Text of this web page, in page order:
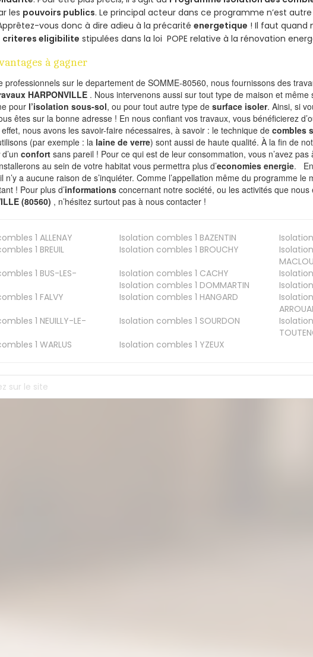
les pouvoirs publics. Le principal acteur dans ce programme n’est
vous donc à dire adieu à la précaritéenergetique ! Il faut quand
criteres eligibilite stipulées dans la loi POPE relative à la rénovation
à gagner
professionnels sur le departement de SOMME-80560, nous fournissons des
HARPONVILLE . Nous intervenons aussi sur tout type de maison et même
pour l’isolation sous-sol, ou pour tout autre type desurface isoler. Ainsi, si
êtes sur la bonne adresse ! En nous confiant vos travaux, vous bénéficierez
nous avons les savoir-faire nécessaires, à savoir : le technique decombles
(par exemple : la laine de verre) sont aussi de haute qualité. À la fin de
d’unconfort sans pareil ! Pour ce qui est de leur consommation, vous n’avez
au sein de votre habitat vous permettra plus d’economies energie.
n’y a aucune raison de s’inquiéter. Comme l’appellation même du programme le
! Pour plus d’informations concernant notre société, ou les activités que
(80560) , n’hésitez surtout pas à nous contacter !
1 ALLENAY Isolation combles 1 BAZENTIN
1 BREUIL Isolation combles 1 BROUCHY
MACLOU
1 BUS-LES-
Isolation combles 1 CACHY
Isolation combles 1 DOMMARTIN
1 FALVY Isolation combles 1 HANGARD
1 NEUILLY-LE-
Isolation combles 1 SOURDON
1 WARLUS Isolation combles 1 YZEUX